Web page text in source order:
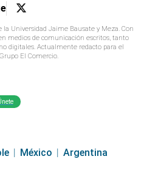
Universidad Jaime Bausate y Meza. Con
medios de comunicación escritos, tanto
digitales. Actualmente redacto para el
El Comercio.
México
Argentina